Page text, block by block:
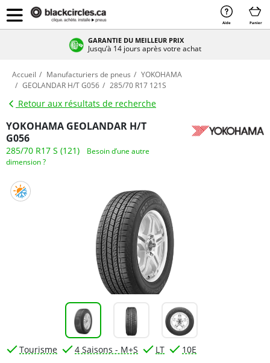
Aide Panier
GARANTIE DU MEILLEUR PRIX
Jusqu’à 14 jours après votre achat
Accueil Manufacturiers de pneus
YOKOHAMA
GEOLANDAR H/T G056
285/70 R17 121S
Retour aux résultats de recherche
YOKOHAMA GEOLANDAR H/T
G056
285/70 R17 S (121)
Besoin d’une autre
dimension ?
Tourisme 4 Saisons - M+S LT 10E